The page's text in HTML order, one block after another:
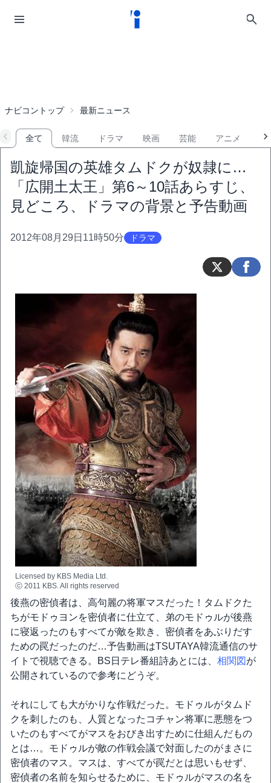
ナビコントップ 最新ニュース
全て 韓流 ドラマ 映画 芸能 アニメ
凱旋帰国の英雄タムドクが奴隷に…
「広開土太王」第6～10話あらすじ、
見どころ、ドラマの背景と予告動画
2012年08月29日11時50分 ドラマ
Licensed by KBS Media Ltd.
ⓒ 2011 KBS. All rights reserved
後燕の密偵者は、高句麗の将軍マスだった！タムドクた
ちがモドゥヨンを密偵者に仕立て、弟のモドゥルが後燕
に寝返ったのもすべてが敵を欺き、密偵者をあぶりだす
ための罠だったのだ…予告動画はTSUTAYA韓流通信のサ
イトで視聴できる。BS日テレ番組詩あとには、 相関図 が
公開されているので参考にどうぞ。
それにしても大がかりな作戦だった。モドゥルがタムド
クを刺したのも、人質となったコチャン将軍に悪態をつ
いたのもすべてがマスをおびき出すために仕組んだもの
とは…。モドゥルが敵の作戦会議で対面したのがまさに
密偵者のマス。マスは、すべてが罠だとは思いもせず、
密偵者の名前を知らせるために、モドゥルがマスの名を